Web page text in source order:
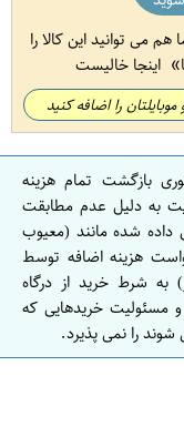
می توانید این کالا را
اینجا خالیست
را اضافه کنید
بازگشت تمام هزینه
به دلیل عدم مطابقت
داده شده مانند (معیوب
هزینه اضافه توسط
به شرط خرید از درگاه
مسئولیت خریدهایی که
را نمی پذیرد.